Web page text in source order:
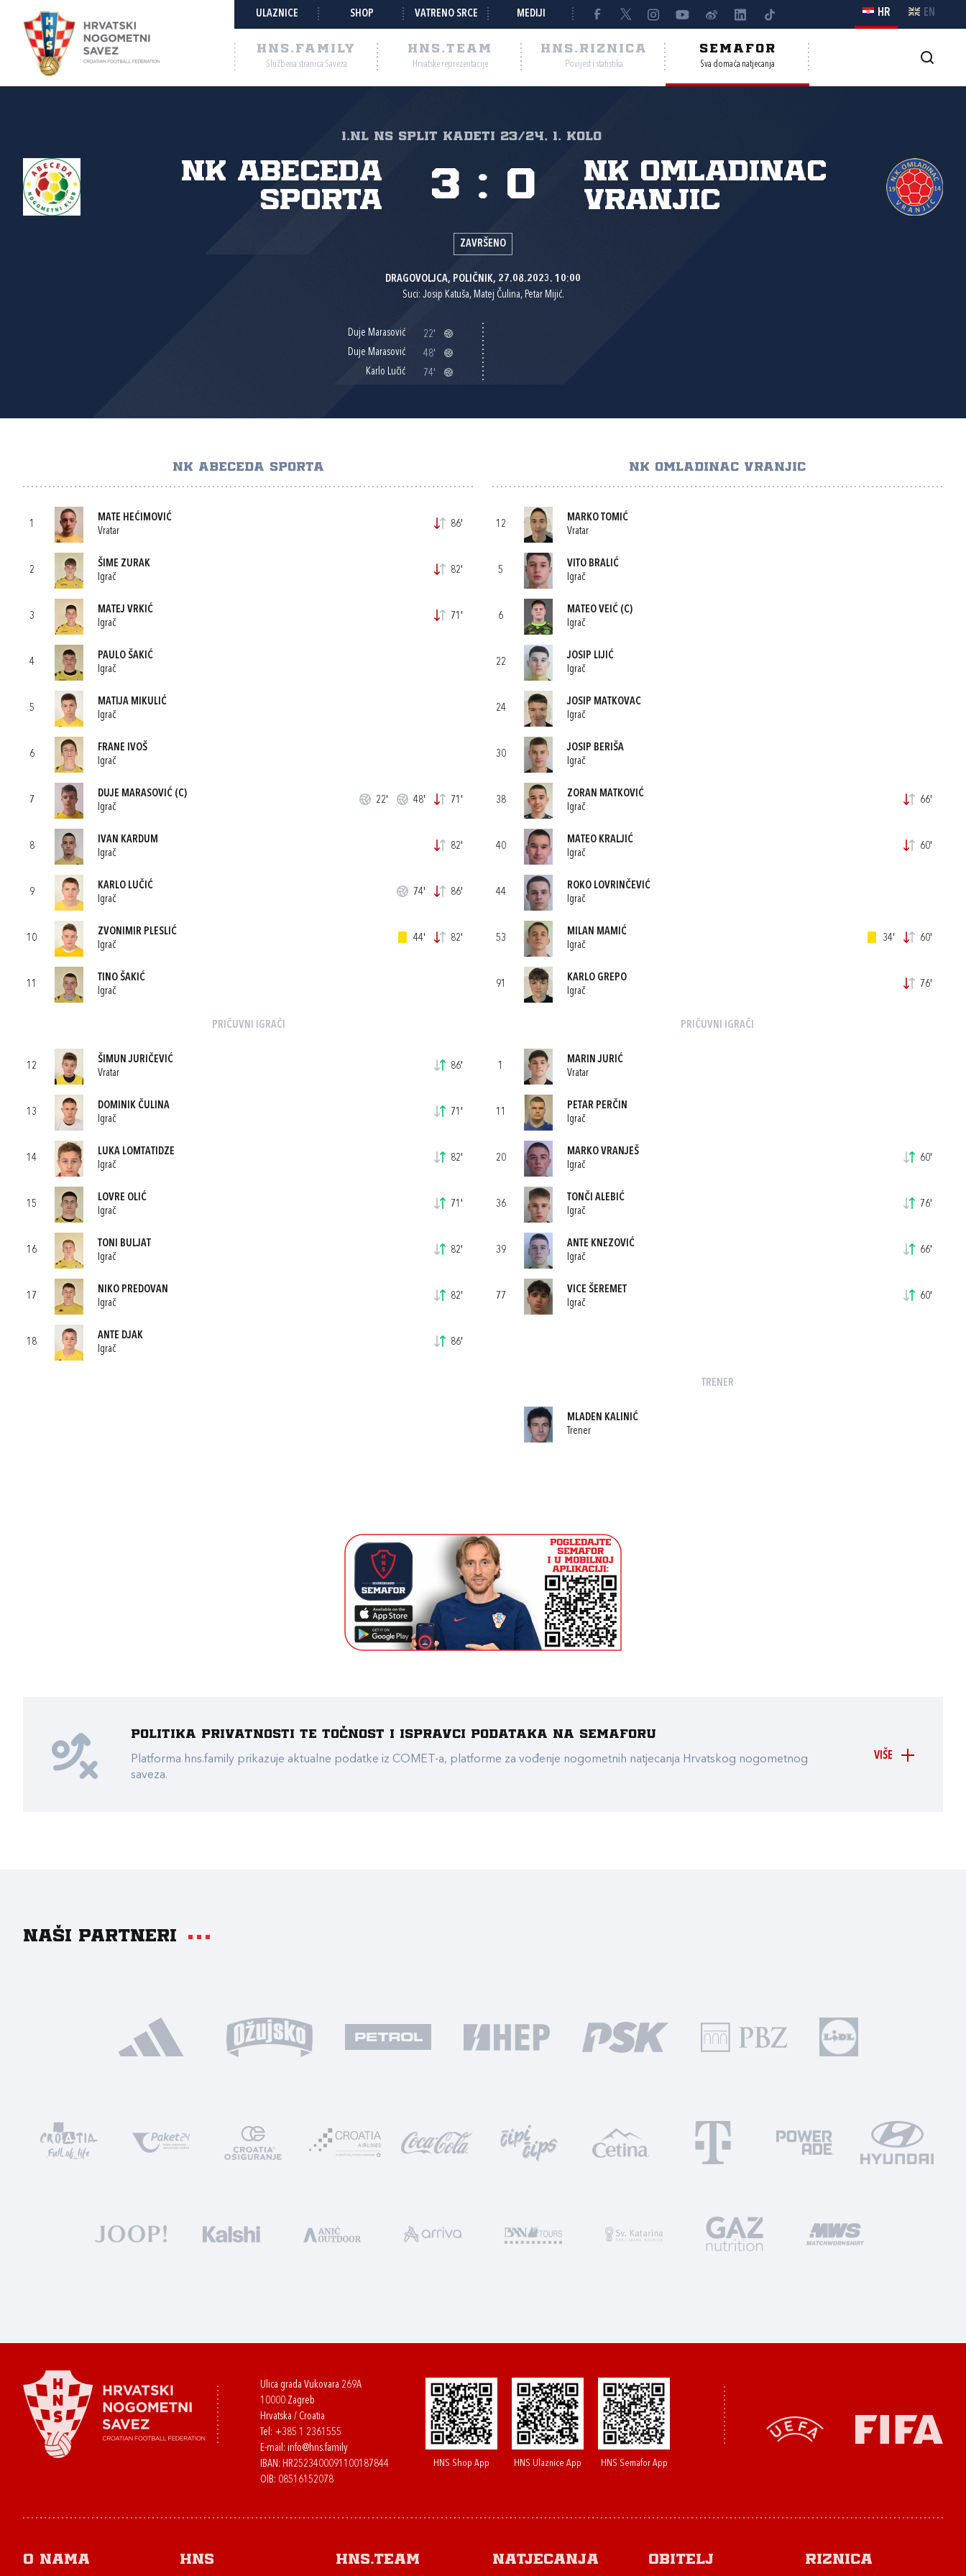
ULAZNICE SHOP VATRENO SRCE MEDIJI HR EN
HNS.FAMILY
Službena stranica Saveza
HNS.TEAM
Hrvatske reprezentacije
HNS.RIZNICA
Povijest i statistika
SEMAFOR
Sva domaća natjecanja
1.NL NS Split Kadeti 23/24, 1. kolo
NK Abeceda
sporta
NK Omladinac
Vranjic
3 : 0
ZAVRŠENO
DRAGOVOLJCA, POLIČNIK, 27.08.2023. 10:00
Suci: Josip Katuša, Matej Čulina, Petar Mijić.
Duje Marasović
22'
Duje Marasović
48'
Karlo Lučić
74'
NK ABECEDA SPORTA
1
MATE HEĆIMOVIĆ
Vratar
86'
2
ŠIME ZURAK
Igrač
82'
3
MATEJ VRKIĆ
Igrač
71'
4
PAULO ŠAKIĆ
Igrač
5
MATIJA MIKULIĆ
Igrač
6
FRANE IVOŠ
Igrač
7
DUJE MARASOVIĆ (C)
Igrač
22' 48' 71'
8
IVAN KARDUM
Igrač
82'
9
KARLO LUČIĆ
Igrač
74' 86'
10
ZVONIMIR PLESLIĆ
Igrač
44' 82'
11
TINO ŠAKIĆ
Igrač
PRIČUVNI IGRAČI
12
ŠIMUN JURIČEVIĆ
Vratar
86'
13
DOMINIK ČULINA
Igrač
71'
14
LUKA LOMTATIDZE
Igrač
82'
15
LOVRE OLIĆ
Igrač
71'
16
TONI BULJAT
Igrač
82'
17
NIKO PREDOVAN
Igrač
82'
18
ANTE DJAK
Igrač
86'
NK OMLADINAC VRANJIC
12
MARKO TOMIĆ
Vratar
5
VITO BRALIĆ
Igrač
6
MATEO VEIĆ(C)
Igrač
22
JOSIP LIJIĆ
Igrač
24
JOSIP MATKOVAC
Igrač
30
JOSIP BERIŠA
Igrač
38
ZORAN MATKOVIĆ
Igrač
66'
40
MATEO KRALJIĆ
Igrač
60'
44
ROKO LOVRINČEVIĆ
Igrač
53
MILAN MAMIĆ
Igrač
34' 60'
91
KARLO GREPO
Igrač
76'
PRIČUVNI IGRAČI
1
MARIN JURIĆ
Vratar
11
PETAR PERČIN
Igrač
20
MARKO VRANJEŠ
Igrač
60'
36
TONČI ALEBIĆ
Igrač
76'
39
ANTE KNEZOVIĆ
Igrač
66'
77
VICE ŠEREMET
Igrač
60'
TRENER
MLADEN KALINIĆ
Trener
VIŠE
Politika privatnosti te točnost i ispravci podataka na Semaforu
Platforma hns.family prikazuje aktualne podatke iz COMET-a, platforme za vođenje nogometnih natjecanja Hrvatskog nogometnog
saveza.
Naši partneri
Ulica grada Vukovara 269A
10000 Zagreb
Hrvatska / Croatia
Tel: +385 1 2361555
E-mail: info@hns.family
IBAN: HR2523400091100187844
OIB: 08516152078
HNS Shop App HNS Ulaznice App HNS Semafor App
O nama HNS HNS.team Natjecanja Obitelj Riznica